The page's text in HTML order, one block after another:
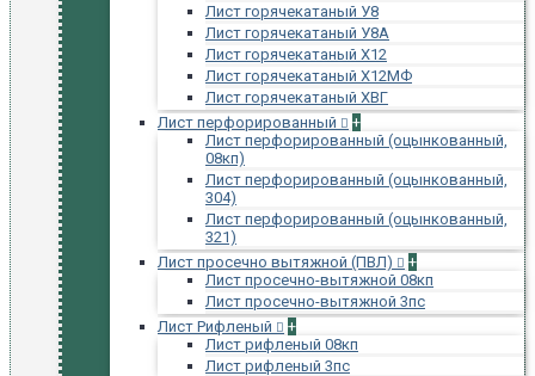
Лист горячекатаный У8
Лист горячекатаный У8А
Лист горячекатаный Х12
Лист горячекатаный Х12МФ
Лист горячекатаный ХВГ
Лист перфорированный
+
Лист перфорированный (оцынкованный,
08кп)
Лист перфорированный (оцынкованный,
304)
Лист перфорированный (оцынкованный,
321)
Лист просечно вытяжной (ПВЛ)
+
Лист просечно-вытяжной 08кп
Лист просечно-вытяжной 3пс
Лист Рифленый
+
Лист рифленый 08кп
Лист рифленый 3пс